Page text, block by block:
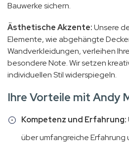
Bauwerke sichern.
Ästhetische Akzente:Unsere
Elemente, wie abgehängte
Wandverkleidungen, verleihen
besondere Note. Wir setzen
individuellen Stil widerspiegeln.
Ihre Vorteile mit Andy
Kompetenz und Erfahrung:
über umfangreiche Erfahrung